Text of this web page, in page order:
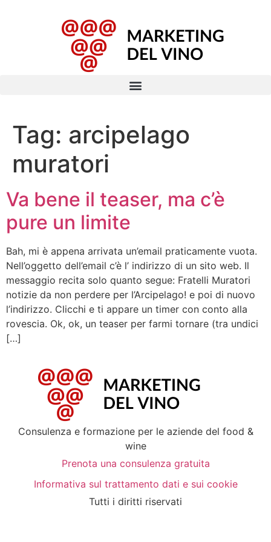
Tag: arcipelago
muratori
Va bene il teaser, ma c’è
pure un limite
Bah, mi è appena arrivata un’email praticamente vuota.
Nell’oggetto dell’email c’è l’ indirizzo di un sito web. Il
messaggio recita solo quanto segue: Fratelli Muratori
notizie da non perdere per l’Arcipelago! e poi di nuovo
l’indirizzo. Clicchi e ti appare un timer con conto alla
rovescia. Ok, ok, un teaser per farmi tornare (tra undici
[…]
Consulenza e formazione per le aziende del food &
wine
Prenota una consulenza gratuita
Informativa sul trattamento dati e sui cookie
Tutti i diritti riservati